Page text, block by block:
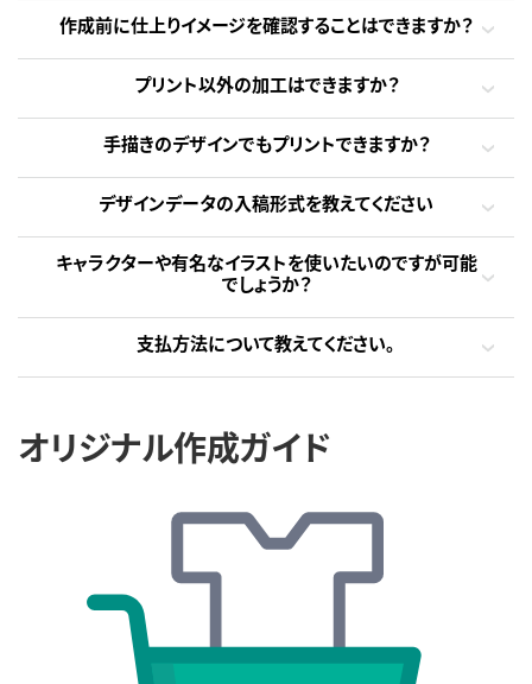
作成前に仕上りイメージを確認することはできますか？
プリント以外の加工はできますか？
手描きのデザインでもプリントできますか？
デザインデータの入稿形式を教えてください
キャラクターや有名なイラストを使いたいのですが可能
でしょうか？
支払方法について教えてください。
オリジナル作成ガイド